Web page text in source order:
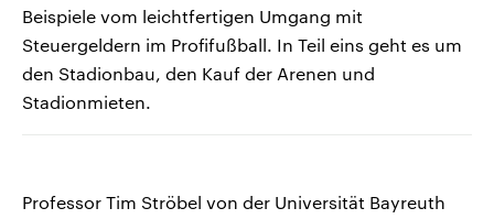
Beispiele vom leichtfertigen Umgang mit
Steuergeldern im Profifußball. In Teil eins geht es um
den Stadionbau, den Kauf der Arenen und
Stadionmieten.
Professor Tim Ströbel von der Universität Bayreuth